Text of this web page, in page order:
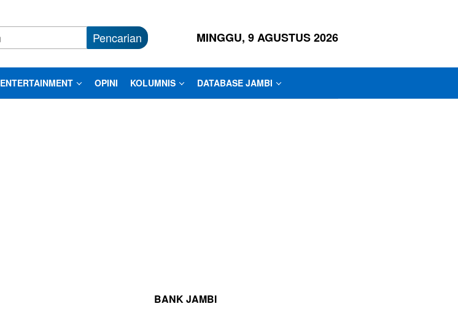
Pencarian MINGGU, 9 AGUSTUS 2026
ENTERTAINMENT OPINI KOLUMNIS DATABASE JAMBI
BANK JAMBI